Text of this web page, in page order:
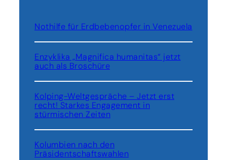
e
r
d
e
s
m
m
u
n
i
s
Nothilfe für Erdbebenopfer in Venezuela
Enzyklika „Magnifica humanitas“ jetzt
auch als Broschüre
Kolping-Weltgespräche – Jetzt erst
recht! Starkes Engagement in
stürmischen Zeiten
Kolumbien nach den
Präsidentschaftswahlen